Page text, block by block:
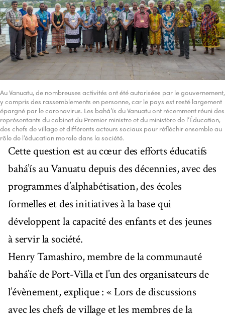
Au Vanuatu, de nombreuses activités ont été autorisées par le gouvernement,
y compris des rassemblements en personne, car le pays est resté largement
épargné par le coronavirus. Les bahá’ís du Vanuatu ont récemment réuni des
représentants du cabinet du Premier ministre et du ministère de l’Éducation,
des chefs de village et différents acteurs sociaux pour réfléchir ensemble au
rôle de l’éducation morale dans la société.
Cette question est au cœur des efforts éducatifs
bahá’ís au Vanuatu depuis des décennies, avec des
programmes d’alphabétisation, des écoles
formelles et des initiatives à la base qui
développent la capacité des enfants et des jeunes
à servir la société.
Henry Tamashiro, membre de la communauté
bahá’íe de Port-Villa et l’un des organisateurs de
l’évènement, explique : « Lors de discussions
avec les chefs de village et les membres de la